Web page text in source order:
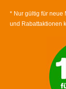
* Nur gültig für neue
und Rabattaktionen